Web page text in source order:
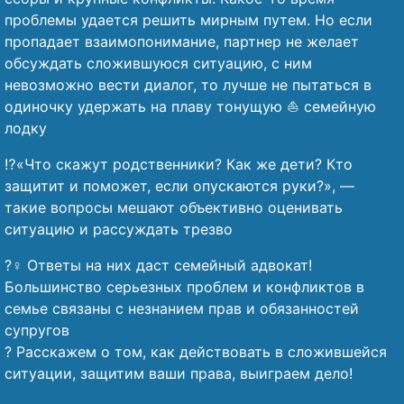
проблемы удается решить мирным путем. Но если
пропадает взаимопонимание, партнер не желает
обсуждать сложившуюся ситуацию, с ним
невозможно вести диалог, то лучше не пытаться в
одиночку удержать на плаву тонущую ⛵ семейную
лодку
⁉️«Что скажут родственники? Как же дети? Кто
защитит и поможет, если опускаются руки?», —
такие вопросы мешают объективно оценивать
ситуацию и рассуждать трезво
?‍♀️ Ответы на них даст семейный адвокат!
Большинство серьезных проблем и конфликтов в
семье связаны с незнанием прав и обязанностей
супругов
?️ Расскажем о том, как действовать в сложившейся
ситуации, защитим ваши права, выиграем дело!